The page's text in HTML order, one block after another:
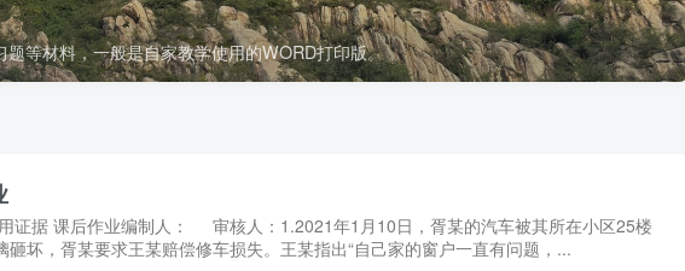
等材料，一般是自家教学使用的WORD打印版。
证据 课后作业编制人： 审核人：1.2021年1月10日，胥某的汽车被其所在小区25楼
砸坏，胥某要求王某赔偿修车损失。王某指出“自己家的窗户一直有问题，...